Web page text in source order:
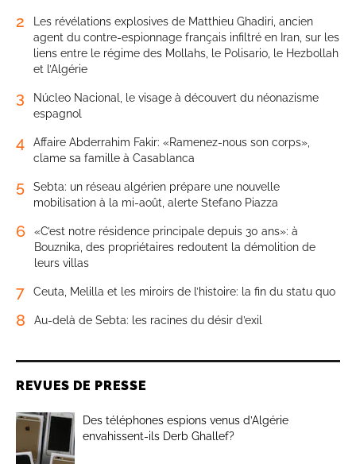
2
Les révélations explosives de Matthieu Ghadiri, ancien
agent du contre-espionnage français infiltré en Iran, sur les
liens entre le régime des Mollahs, le Polisario, le Hezbollah
et l’Algérie
3
Núcleo Nacional, le visage à découvert du néonazisme
espagnol
4
Affaire Abderrahim Fakir: «Ramenez-nous son corps»,
clame sa famille à Casablanca
5
Sebta: un réseau algérien prépare une nouvelle
mobilisation à la mi-août, alerte Stefano Piazza
6
«C’est notre résidence principale depuis 30 ans»: à
Bouznika, des propriétaires redoutent la démolition de
leurs villas
7 Ceuta, Melilla et les miroirs de l’histoire: la fin du statu quo
8 Au-delà de Sebta: les racines du désir d’exil
REVUES DE PRESSE
Des téléphones espions venus d’Algérie
envahissent-ils Derb Ghallef?